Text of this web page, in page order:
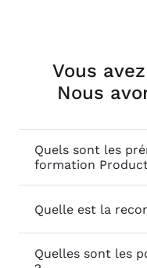
Vous
Nous
Quels sont les
formation
Quelle est la
Quelles sont les